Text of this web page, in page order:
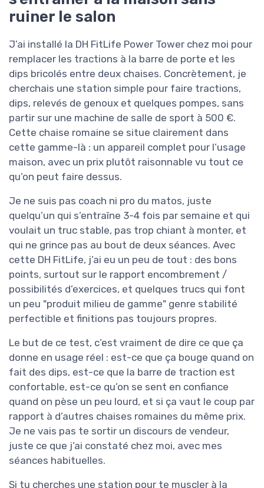
ruiner le salon
J’ai installé la DH FitLife Power Tower chez moi pour
remplacer les tractions à la barre de porte et les
dips bricolés entre deux chaises. Concrètement, je
cherchais une station simple pour faire tractions,
dips, relevés de genoux et quelques pompes, sans
partir sur une machine de salle de sport à 500 €.
Cette chaise romaine se situe clairement dans
cette gamme-là : un appareil complet pour l’usage
maison, avec un prix plutôt raisonnable vu tout ce
qu’on peut faire dessus.
Je ne suis pas coach ni pro du matos, juste
quelqu’un qui s’entraîne 3-4 fois par semaine et qui
voulait un truc stable, pas trop chiant à monter, et
qui ne grince pas au bout de deux séances. Avec
cette DH FitLife, j’ai eu un peu de tout : des bons
points, surtout sur le rapport encombrement /
possibilités d’exercices, et quelques trucs qui font
un peu "produit milieu de gamme" genre stabilité
perfectible et finitions pas toujours propres.
Le but de ce test, c’est vraiment de dire ce que ça
donne en usage réel : est-ce que ça bouge quand on
fait des dips, est-ce que la barre de traction est
confortable, est-ce qu’on se sent en confiance
quand on pèse un peu lourd, et si ça vaut le coup par
rapport à d’autres chaises romaines du même prix.
Je ne vais pas te sortir un discours de vendeur,
juste ce que j’ai constaté chez moi, avec mes
séances habituelles.
Si tu cherches une station pour te muscler à la